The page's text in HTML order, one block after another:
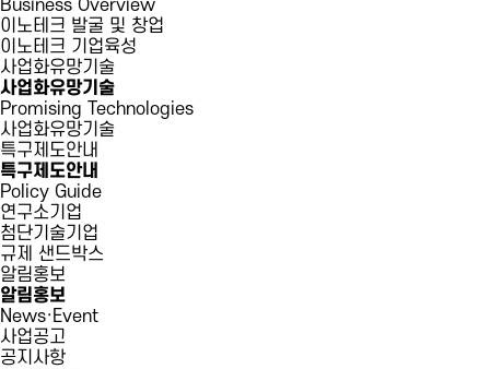
Business Overview
이노테크 발굴 및 창업
이노테크 기업육성
사업화유망기술
사업화유망기술
Promising Technologies
사업화유망기술
특구제도안내
특구제도안내
Policy Guide
연구소기업
첨단기술기업
규제 샌드박스
알림홍보
알림홍보
News·Event
사업공고
공지사항